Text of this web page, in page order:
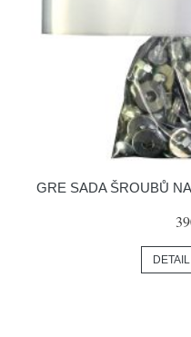
GRE SADA ŠROUBŮ